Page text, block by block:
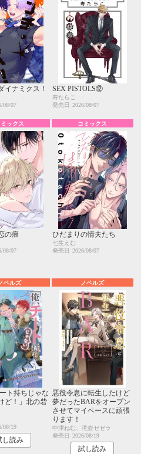
イナミクス！
08/07
SEX PISTOLS⑫
寿たらこ
発売日
2026/08/07
ミックス
の痕
08/07
コミックス
ひだまりの情夫たち
七生えむ
発売日
2026/08/07
ノベルズ
ト持ちじゃな
ど！」北の砦
08/19
し読み
ノベルズ
悪役令息に転生したけど
夢だったBARをオープン
させてマイペースに頑張
ります！
中津ねむ、滝壺ゼゼラ
発売日 2026/08/19
試し読み